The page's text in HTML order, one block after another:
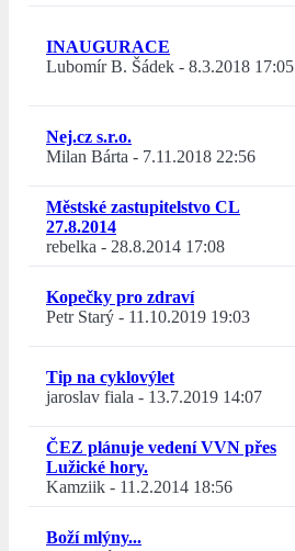
INAUGURACE
Lubomír B. Šádek - 8.3.2018 17:05
Nej.cz s.r.o.
Milan Bárta - 7.11.2018 22:56
Městské zastupitelstvo CL
27.8.2014
rebelka - 28.8.2014 17:08
Kopečky pro zdraví
Petr Starý - 11.10.2019 19:03
Tip na cyklovýlet
jaroslav fiala - 13.7.2019 14:07
ČEZ plánuje vedení VVN přes
Lužické hory.
Kamziik - 11.2.2014 18:56
Boží mlýny...